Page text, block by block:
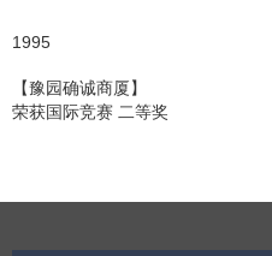
1995
【豫园确诚商厦】
荣获国际竞赛 二等奖